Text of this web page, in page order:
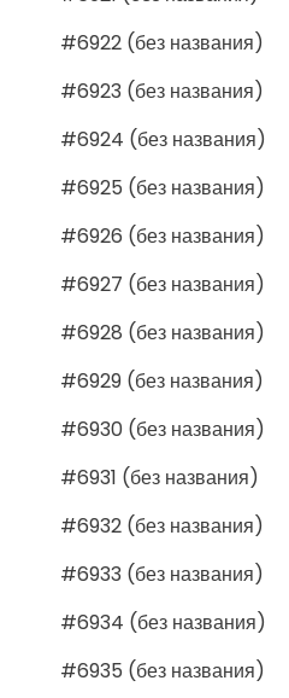
#6922 (без названия)
#6923 (без названия)
#6924 (без названия)
#6925 (без названия)
#6926 (без названия)
#6927 (без названия)
#6928 (без названия)
#6929 (без названия)
#6930 (без названия)
#6931 (без названия)
#6932 (без названия)
#6933 (без названия)
#6934 (без названия)
#6935 (без названия)